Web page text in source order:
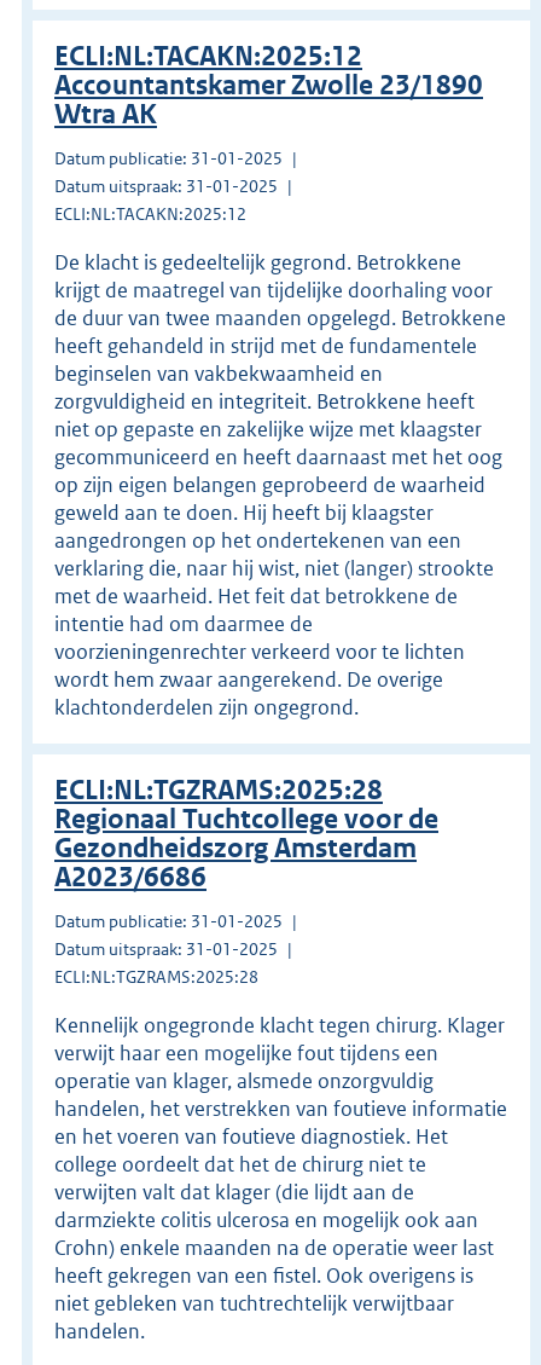
ECLI:NL:TACAKN:2025:12
Accountantskamer Zwolle 23/1890
Wtra AK
Datum publicatie: 31-01-2025
Datum uitspraak: 31-01-2025
ECLI:NL:TACAKN:2025:12
De klacht is gedeeltelijk gegrond. Betrokkene
krijgt de maatregel van tijdelijke doorhaling voor
de duur van twee maanden opgelegd. Betrokkene
heeft gehandeld in strijd met de fundamentele
beginselen van vakbekwaamheid en
zorgvuldigheid en integriteit. Betrokkene heeft
niet op gepaste en zakelijke wijze met klaagster
gecommuniceerd en heeft daarnaast met het oog
op zijn eigen belangen geprobeerd de waarheid
geweld aan te doen. Hij heeft bij klaagster
aangedrongen op het ondertekenen van een
verklaring die, naar hij wist, niet (langer) strookte
met de waarheid. Het feit dat betrokkene de
intentie had om daarmee de
voorzieningenrechter verkeerd voor te lichten
wordt hem zwaar aangerekend. De overige
klachtonderdelen zijn ongegrond.
ECLI:NL:TGZRAMS:2025:28
Regionaal Tuchtcollege voor de
Gezondheidszorg Amsterdam
A2023/6686
Datum publicatie: 31-01-2025
Datum uitspraak: 31-01-2025
ECLI:NL:TGZRAMS:2025:28
Kennelijk ongegronde klacht tegen chirurg. Klager
verwijt haar een mogelijke fout tijdens een
operatie van klager, alsmede onzorgvuldig
handelen, het verstrekken van foutieve informatie
en het voeren van foutieve diagnostiek. Het
college oordeelt dat het de chirurg niet te
verwijten valt dat klager (die lijdt aan de
darmziekte colitis ulcerosa en mogelijk ook aan
Crohn) enkele maanden na de operatie weer last
heeft gekregen van een fistel. Ook overigens is
niet gebleken van tuchtrechtelijk verwijtbaar
handelen.